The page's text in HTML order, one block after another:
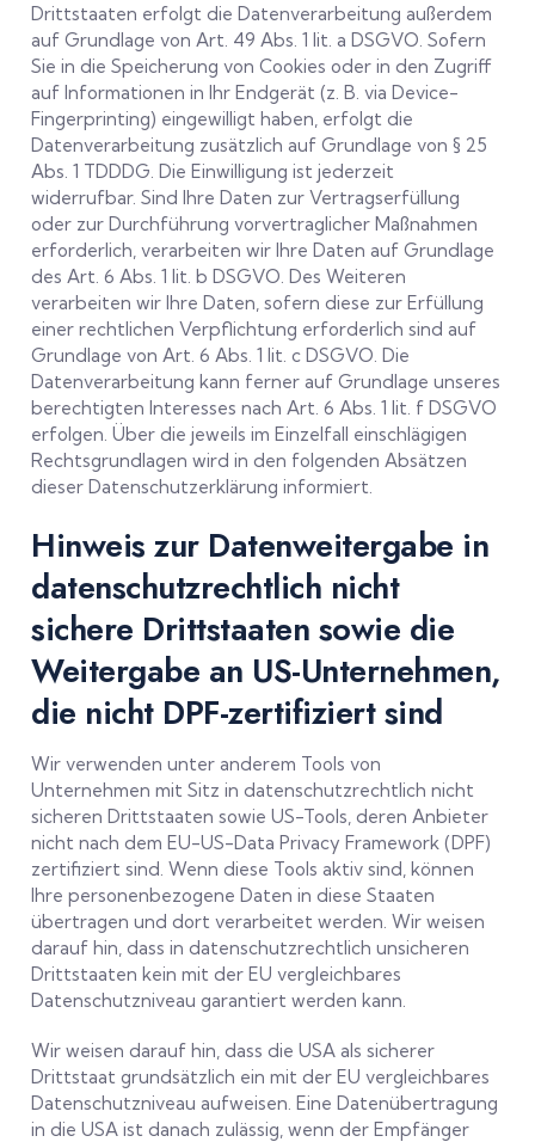
Drittstaaten erfolgt die Datenverarbeitung außerdem
auf Grundlage von Art. 49 Abs. 1 lit. a DSGVO. Sofern
Sie in die Speicherung von Cookies oder in den Zugriff
auf Informationen in Ihr Endgerät (z. B. via Device-
Fingerprinting) eingewilligt haben, erfolgt die
Datenverarbeitung zusätzlich auf Grundlage von § 25
Abs. 1 TDDDG. Die Einwilligung ist jederzeit
widerrufbar. Sind Ihre Daten zur Vertragserfüllung
oder zur Durchführung vorvertraglicher Maßnahmen
erforderlich, verarbeiten wir Ihre Daten auf Grundlage
des Art. 6 Abs. 1 lit. b DSGVO. Des Weiteren
verarbeiten wir Ihre Daten, sofern diese zur Erfüllung
einer rechtlichen Verpflichtung erforderlich sind auf
Grundlage von Art. 6 Abs. 1 lit. c DSGVO. Die
Datenverarbeitung kann ferner auf Grundlage unseres
berechtigten Interesses nach Art. 6 Abs. 1 lit. f DSGVO
erfolgen. Über die jeweils im Einzelfall einschlägigen
Rechtsgrundlagen wird in den folgenden Absätzen
dieser Datenschutzerklärung informiert.
Hinweis zur Datenweitergabe in
datenschutzrechtlich nicht
sichere Drittstaaten sowie die
Weitergabe an US-Unternehmen,
die nicht DPF-zertifiziert sind
Wir verwenden unter anderem Tools von
Unternehmen mit Sitz in datenschutzrechtlich nicht
sicheren Drittstaaten sowie US-Tools, deren Anbieter
nicht nach dem EU-US-Data Privacy Framework (DPF)
zertifiziert sind. Wenn diese Tools aktiv sind, können
Ihre personenbezogene Daten in diese Staaten
übertragen und dort verarbeitet werden. Wir weisen
darauf hin, dass in datenschutzrechtlich unsicheren
Drittstaaten kein mit der EU vergleichbares
Datenschutzniveau garantiert werden kann.
Wir weisen darauf hin, dass die USA als sicherer
Drittstaat grundsätzlich ein mit der EU vergleichbares
Datenschutzniveau aufweisen. Eine Datenübertragung
in die USA ist danach zulässig, wenn der Empfänger